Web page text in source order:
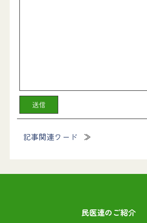
記事関連ワード
民医連のご紹介